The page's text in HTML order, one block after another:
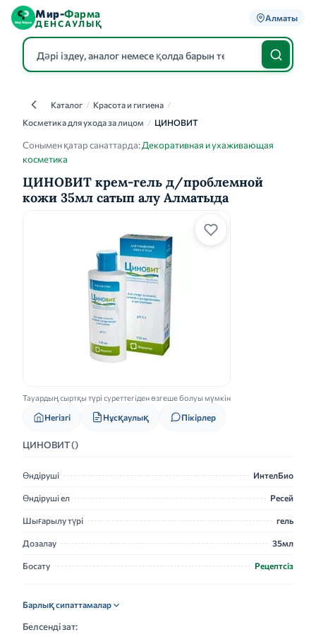
Мир-Фарма
ДЕНСАУЛЫҚ
Алматы
КаталогКаталог / Красота и гигиена /
Косметика для ухода за лицом / ЦИНОВИТ
Сонымен қатар санаттарда:Декоративная и ухаживающая
косметика
ЦИНОВИТ крем-гель д/проблемной
кожи 35мл сатып алу Алматыда
Тауардың сыртқы түрі суреттегіден өзгеше болуы мүмкін
Негізгі Нұсқаулық Пікірлер
ЦИНОВИТ ()
Өндіруші ИнтелБио
Өндіруші ел Ресей
Шығарылу түрі гель
Дозалау 35мл
Босату Рецептсіз
Барлық сипаттамалар
Белсенді зат: